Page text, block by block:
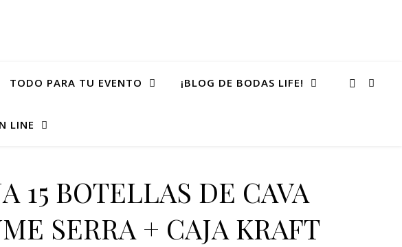
TODO PARA TU EVENTO ¡BLOG DE BODAS LIFE!
LINE
15 BOTELLAS DE CAVA
SERRA + CAJA KRAFT